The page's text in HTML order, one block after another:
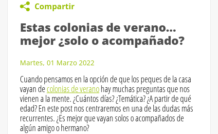
Compartir
Estas colonias de verano...
mejor ¿solo o acompañado?
Martes, 01 Marzo 2022
Cuando pensamos en la opción de que los peques de la casa
vayan decolonias de veranohay muchas preguntas que nos
vienen a la mente. ¿Cuántos días? ¿Temática? ¿A partir de qué
edad? En este post nos centraremos en una de las dudas más
recurrentes. ¿Es mejor que vayan solos o acompañados de
algún amigo o hermano?